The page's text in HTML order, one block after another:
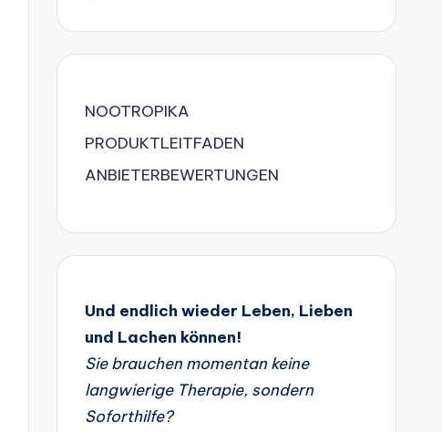
NOOTROPIKA
PRODUKTLEITFADEN
ANBIETERBEWERTUNGEN
Und endlich wieder Leben, Lieben
und Lachen können!
Sie brauchen momentan keine
langwierige Therapie, sondern
Soforthilfe?